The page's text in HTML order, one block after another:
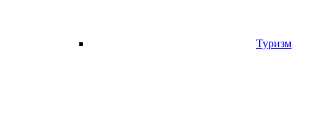
Туризм